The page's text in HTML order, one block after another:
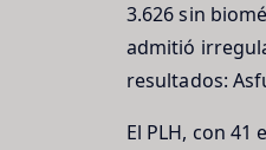
3.626 sin
admitió
resultados:
El PLH, con